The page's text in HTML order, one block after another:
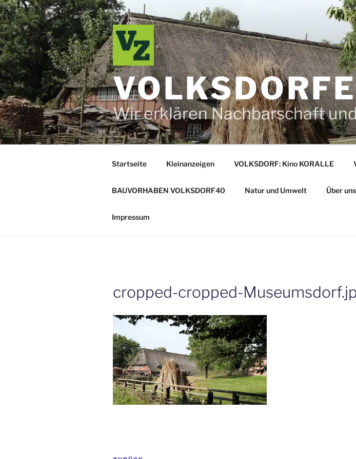
Zum
Inhalt
springen
Wir erklären Nachbarschaft
Startseite Kleinanzeigen VOLKSDORF: Kino KORALLE
BAUVORHABEN VOLKSDORF40 Natur und Umwelt Über uns
Impressum
cropped-cropped-
Beitrags-